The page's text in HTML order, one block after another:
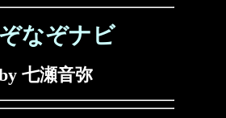
なぞナビ
七瀬音弥